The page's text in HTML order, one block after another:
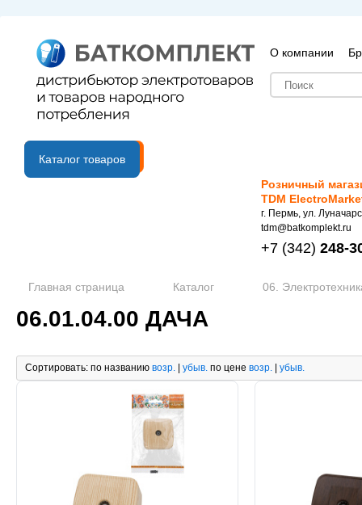
О компании
B2B портал
Каталог товаров
Розничный
TDM
г. Пермь, ул.
tdm@batkomplekt.ru
+7 (342) 248-
Главная страница Каталог 06.
06.01.04.00 ДАЧА
Сортировать: по названию возр. | убыв. по цене возр. | убыв.